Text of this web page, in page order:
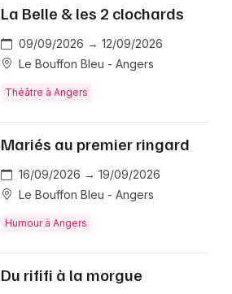
La Belle & les 2 clochards
09/09/2026 → 12/09/2026
Le Bouffon Bleu - Angers
Théâtre à Angers
Mariés au premier ringard
16/09/2026 → 19/09/2026
Le Bouffon Bleu - Angers
Humour à Angers
Du rififi à la morgue